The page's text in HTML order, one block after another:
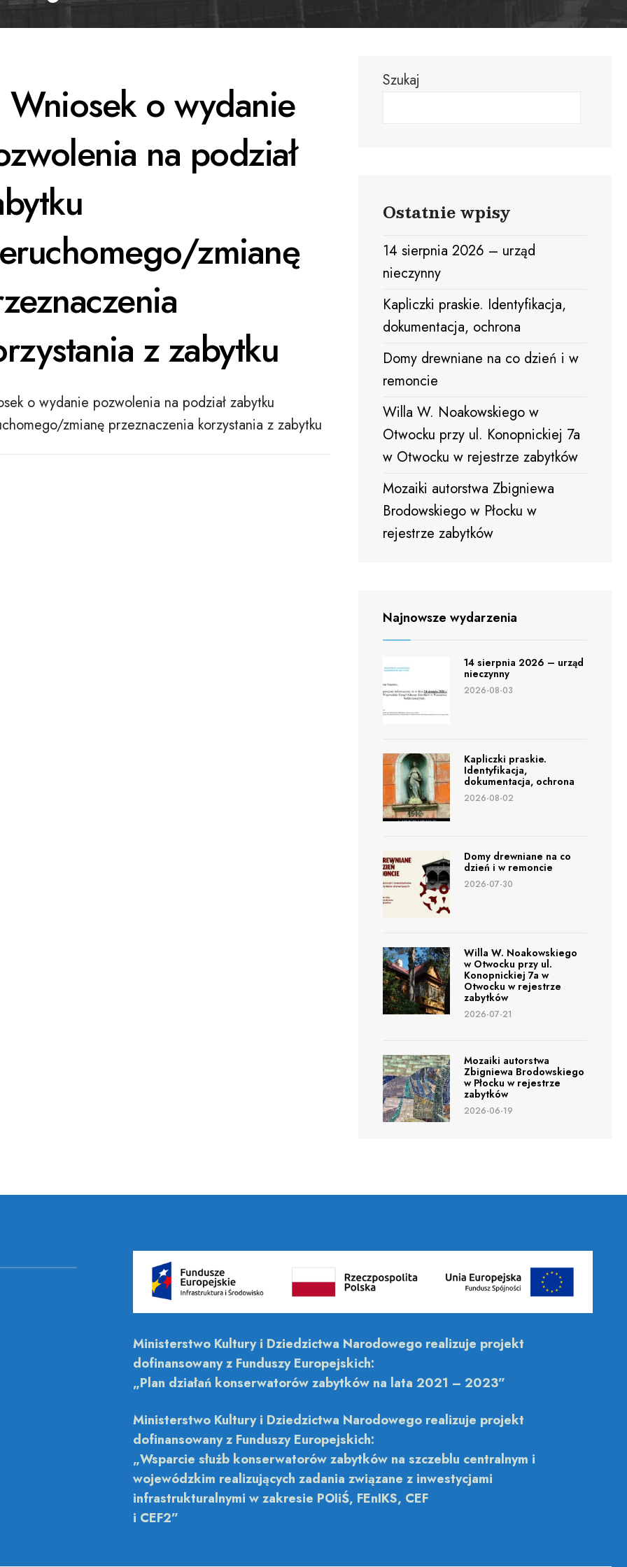
o wydanie
na podział
zmianę
z zabytku
o wydanie pozwolenia na podział zabytku
zmianę przeznaczenia korzystania z zabytku
Szukaj
Ostatnie wpisy
14 sierpnia 2026 – urząd
nieczynny
Kapliczki praskie. Identyfikacja,
dokumentacja, ochrona
Domy drewniane na co dzień i w
remoncie
Willa W. Noakowskiego w
Otwocku przy ul. Konopnickiej 7a
w Otwocku w rejestrze zabytków
Mozaiki autorstwa Zbigniewa
Brodowskiego w Płocku w
rejestrze zabytków
Najnowsze wydarzenia
14 sierpnia 2026 – urząd
nieczynny
2026-08-03
Kapliczki praskie.
Identyfikacja,
dokumentacja, ochrona
2026-08-02
Domy drewniane na co
dzień i w remoncie
2026-07-30
Willa W. Noakowskiego
w Otwocku przy ul.
Konopnickiej 7a w
Otwocku w rejestrze
zabytków
2026-07-21
Mozaiki autorstwa
Zbigniewa Brodowskiego
w Płocku w rejestrze
zabytków
2026-06-19
Ministerstwo Kultury i Dziedzictwa Narodowego realizuje projekt
dofinansowany z Funduszy Europejskich:
„Plan działań konserwatorów zabytków na lata 2021 – 2023”
Ministerstwo Kultury i Dziedzictwa Narodowego realizuje projekt
dofinansowany z Funduszy Europejskich:
„Wsparcie służb konserwatorów zabytków na szczeblu centralnym i
wojewódzkim realizujących zadania związane z inwestycjami
infrastrukturalnymi w zakresie POIiŚ, FEnIKS, CEF
i CEF2”